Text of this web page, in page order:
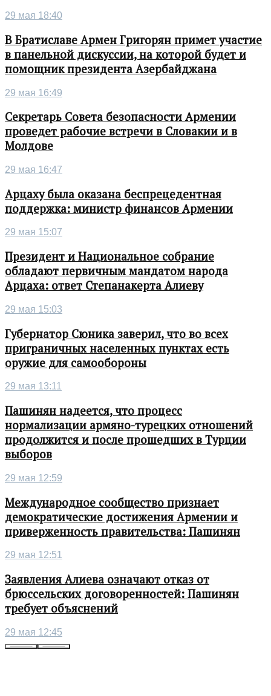
29 мая 18:40
В Братиславе Армен Григорян примет участие
в панельной дискуссии, на которой будет и
помощник президента Азербайджана
29 мая 16:49
Секретарь Совета безопасности Армении
проведет рабочие встречи в Словакии и в
Молдове
29 мая 16:47
Арцаху была оказана беспрецедентная
поддержка: министр финансов Армении
29 мая 15:07
Президент и Национальное собрание
обладают первичным мандатом народа
Арцаха: ответ Степанакерта Алиеву
29 мая 15:03
Губернатор Сюника заверил, что во всех
приграничных населенных пунктах есть
оружие для самообороны
29 мая 13:11
Пашинян надеется, что процесс
нормализации армяно-турецких отношений
продолжится и после прошедших в Турции
выборов
29 мая 12:59
Международное сообщество признает
демократические достижения Армении и
приверженность правительства: Пашинян
29 мая 12:51
Заявления Алиева означают отказ от
брюссельских договоренностей: Пашинян
требует объяснений
29 мая 12:45